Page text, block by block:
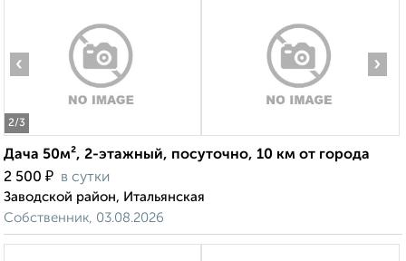
2/3
‹ ›
Дача 50м², 2-этажный, посуточно, 10 км от города
2 500 ₽ в сутки
Заводской район, Итальянская
Собственник, 03.08.2026